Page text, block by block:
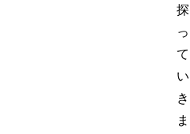
探
っ
て
い
き
ま